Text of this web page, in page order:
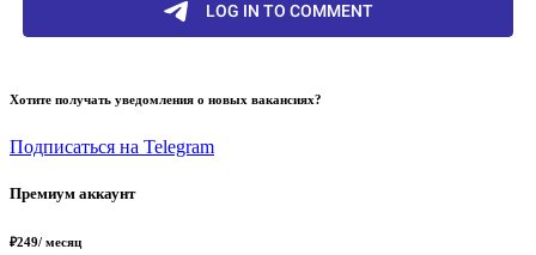
Хотите получать уведомления о новых вакансиях?
Подписаться на Telegram
Премиум аккаунт
₽249/ месяц